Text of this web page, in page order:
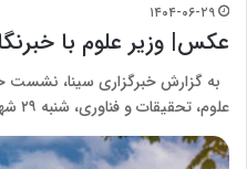
۱۴۰۴-۰۶-۲۹
عکس| وزیر علوم با
به گزارش خبرگزاری سینا،
علوم، تحقیقات و فناوری، شنبه ۲۹ شهریور با حضور اصحاب…